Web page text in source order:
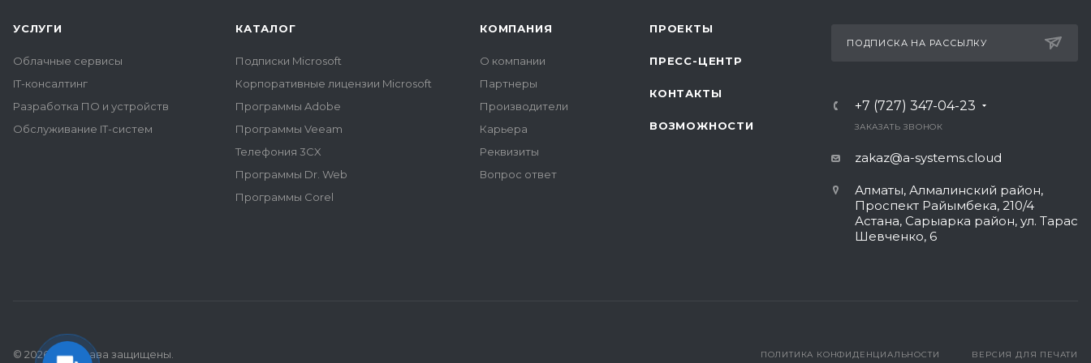
УСЛУГИ
Облачные сервисы
IT-консалтинг
Разработка ПО и устройств
Обслуживание IT-систем
КАТАЛОГ
Подписки Microsoft
Корпоративные лицензии Microsoft
Программы Adobe
Программы Veeam
Телефония 3CX
Программы Dr. Web
Программы Corel
КОМПАНИЯ
О компании
Партнеры
Производители
Карьера
Реквизиты
Вопрос ответ
ПРОЕКТЫ
ПРЕСС-ЦЕНТР
КОНТАКТЫ
ВОЗМОЖНОСТИ
ПОДПИСКА НА РАССЫЛКУ
+7 (727) 347-04-23
ЗАКАЗАТЬ ЗВОНОК
zakaz@a-systems.cloud
Алматы, ​Алмалинский район,
Проспект Райымбека, 210/4
Астана, Сарыарка район, ул. Тарас
Шевченко, 6​
ВЕРСИЯ ДЛЯ ПЕЧАТИ
ПОЛИТИКА КОНФИДЕНЦИАЛЬНОСТИ
© 2026 Все права защищены.